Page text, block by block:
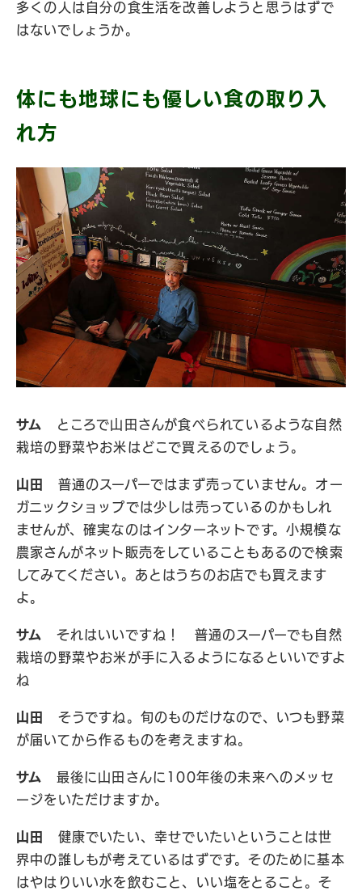
多くの人は自分の食生活を改善しようと思うはずで
はないでしょうか。
体にも地球にも優しい食の取り入
れ方
サム
ところで山田さんが食べられているような自然
栽培の野菜やお米はどこで買えるのでしょう。
山田
普通のスーパーではまず売っていません。オー
ガニックショップでは少しは売っているのかもしれ
ませんが、確実なのはインターネットです。小規模な
農家さんがネット販売をしていることもあるので検索
してみてください。あとはうちのお店でも買えます
よ。
サム
それはいいですね！ 普通のスーパーでも自然
栽培の野菜やお米が手に入るようになるといいですよ
ね
山田
そうですね。旬のものだけなので、いつも野菜
が届いてから作るものを考えますね。
サム
最後に山田さんに100年後の未来へのメッセ
ージをいただけますか。
山田
健康でいたい、幸せでいたいということは世
界中の誰しもが考えているはずです。そのために基本
はやはりいい水を飲むこと、いい塩をとること。そ